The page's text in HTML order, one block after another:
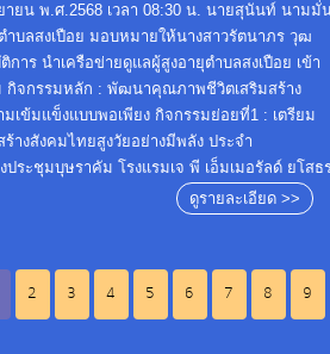
ยน พ.ศ.2568 เวลา 08:30 น. นายสุนันท์ นามมั่
ำบลสงเปือย มอบหมายให้นางสาวรัตนาภร วุฒ
ร นำเครือข่ายดูแลผู้สูงอายุตำบลสงเปือย เข้า
กิจกรรมหลัก : พัฒนาคุณภาพชีวิตเสริมสร้าง
เข้มแข็งแบบพอเพียง กิจกรรมย่อยที่1 : เตรียม
างสังคมไทยสูงวัยอย่างมีพลัง ประจำ
ระชุมบุษราคัม โรงแรมเจ พี เอ็มเมอรัลด์ ยโสธ
ดูรายละเอียด >>
2 3 4 5 6 7 8 9